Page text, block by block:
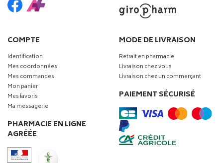
COMPTE
Identification
Mes coordonnées
Mes commandes
Mon panier
Mes favoris
Ma messagerie
PHARMACIE EN LIGNE
AGRÉÉE
MODE DE LIVRAISON
Retrait en pharmacie
Livraison chez vous
Livraison chez un commerçant
PAIEMENT SÉCURISÉ